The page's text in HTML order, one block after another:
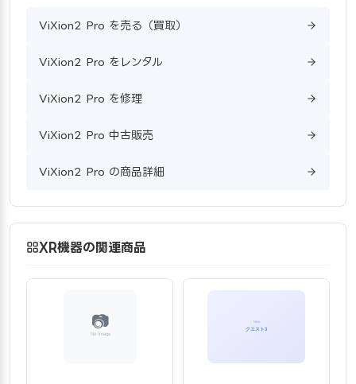
ViXion2 Pro を売る（買取）
ViXion2 Pro をレンタル
ViXion2 Pro を修理
ViXion2 Pro 中古販売
ViXion2 Pro の商品詳細
XR機器の関連商品